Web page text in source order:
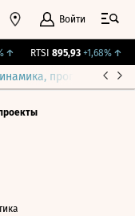
Войти
↑ RTSI 895,93 +1,68%↑
прогнозы